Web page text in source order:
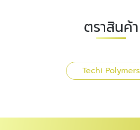
ตราสินค้า
Techi Polymers